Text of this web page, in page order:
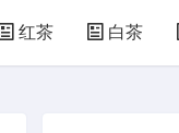
红茶 白茶